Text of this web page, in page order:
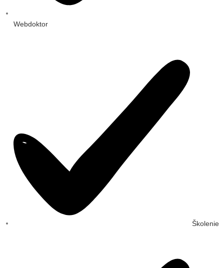
Webdoktor
Školenie